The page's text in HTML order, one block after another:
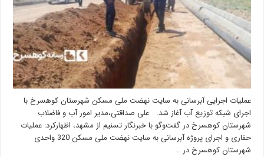
عملیات اجرایی آبرسانی به سایت نهضت ملی مسکن شهرستان کوهسرخ با
اجرای شبکه توزیع آب آغاز شد. علی صداقتی،مدیر امور آب و فاضلاب
شهرستان کوهسرخ در گفت‌وگو با خبرنگار تسنیم از مشهد، اظهارکرد: عملیات
حفاری و اجرای پروژه آبرسانی به سایت نهضت ملی مسکن 320 واحدی
شهرستان کوهسرخ در …